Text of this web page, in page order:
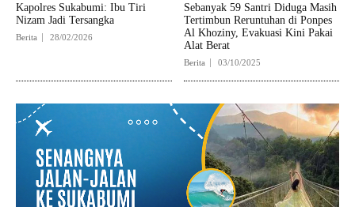
Kapolres Sukabumi: Ibu Tiri
Nizam Jadi Tersangka
Berita 28/02/2026
Sebanyak 59 Santri Diduga Masih
Tertimbun Reruntuhan di Ponpes
Al Khoziny, Evakuasi Kini Pakai
Alat Berat
Berita 03/10/2025